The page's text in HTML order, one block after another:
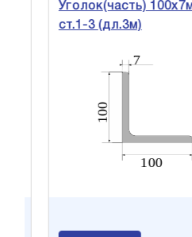
Уголок(часть) 100х7мм
ст.1-3 (дл.3м)